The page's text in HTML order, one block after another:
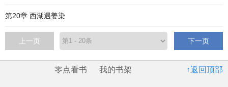
第20章 西湖遇姜染
上一页 下一页
↑返回顶部
零点看书 我的书架